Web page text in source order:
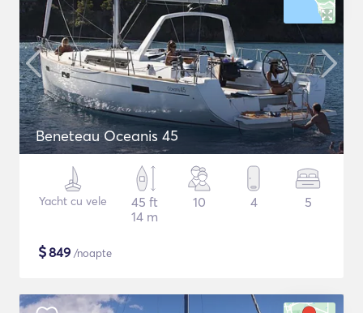
Beneteau Oceanis 45
Yacht cu vele
45 ft
14 m
10 4 5
$849 /noapte